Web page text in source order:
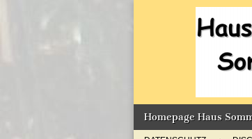
BLOG
Main
menu
Skip
Homepage Haus